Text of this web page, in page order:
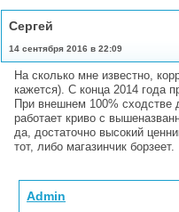
Сергей
14 сентября 2016 в 22:09
На сколько мне известно,
кажется). С конца 2014 года
При внешнем 100% сходстве
работает криво с
да, достаточно высокий
тот, либо магазинчик борзеет.
Admin